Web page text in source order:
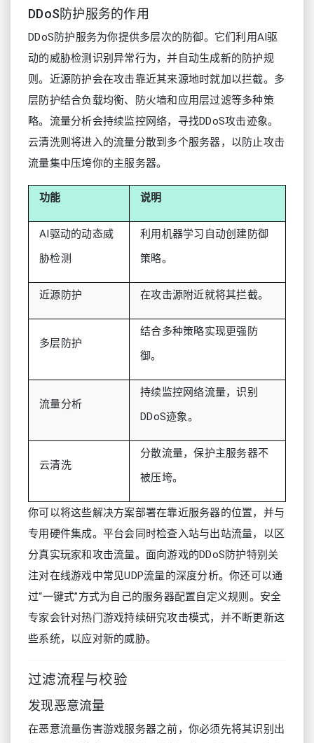
DDoS防护服务的作用
DDoS防护服务为你提供多层次的防御。它们利用AI驱
动的威胁检测识别异常行为，并自动生成新的防护规
则。近源防护会在攻击靠近其来源地时就加以拦截。多
层防护结合负载均衡、防火墙和应用层过滤等多种策
略。流量分析会持续监控网络，寻找DDoS攻击迹象。
云清洗则将进入的流量分散到多个服务器，以防止攻击
流量集中压垮你的主服务器。
功能 说明
AI驱动的动态威
胁检测
利用机器学习自动创建防御
策略。
近源防护 在攻击源附近就将其拦截。
多层防护
结合多种策略实现更强防
御。
流量分析
持续监控网络流量，识别
DDoS迹象。
云清洗
分散流量，保护主服务器不
被压垮。
你可以将这些解决方案部署在靠近服务器的位置，并与
专用硬件集成。平台会同时检查入站与出站流量，以区
分真实玩家和攻击流量。面向游戏的DDoS防护特别关
注对在线游戏中常见UDP流量的深度分析。你还可以通
过“一键式”方式为自己的服务器配置自定义规则。安全
专家会针对热门游戏持续研究攻击模式，并不断更新这
些系统，以应对新的威胁。
过滤流程与校验
发现恶意流量
在恶意流量伤害游戏服务器之前，你必须先将其识别出